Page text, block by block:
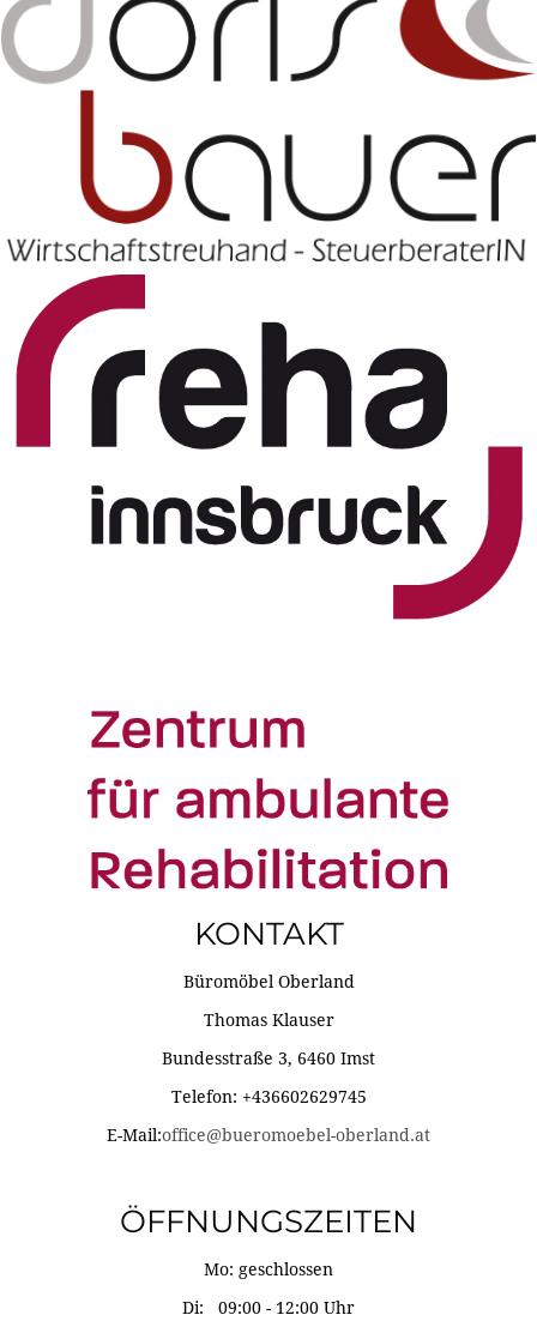
KONTAKT
Büromöbel Oberland
Thomas Klauser
Bundesstraße 3, 6460 Imst
Telefon: +436602629745
E-Mail:office@bueromoebel-oberland.at
ÖFFNUNGSZEITEN
Mo: geschlossen
Di: 09:00 - 12:00 Uhr